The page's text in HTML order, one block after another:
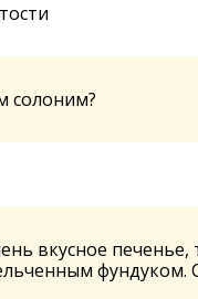
солоним?
вкусное печенье,